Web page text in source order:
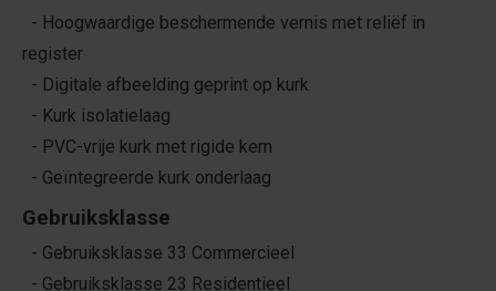
- Hoogwaardige beschermende vernis met reliëf in
register
- Digitale afbeelding geprint op kurk
- Kurk isolatielaag
- PVC-vrije kurk met rigide kern
- Geïntegreerde kurk onderlaag
Gebruiksklasse
- Gebruiksklasse 33 Commercieel
- Gebruiksklasse 23 Residentieel